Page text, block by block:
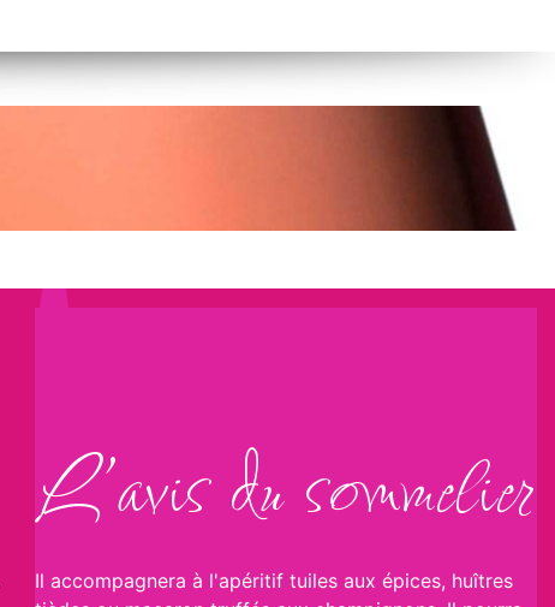
L’avis du sommelier
Il accompagnera à l'apéritif tuiles aux épices, huîtres